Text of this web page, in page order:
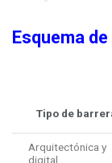
Esquema
Tipo de
Arquitectónica y
digital